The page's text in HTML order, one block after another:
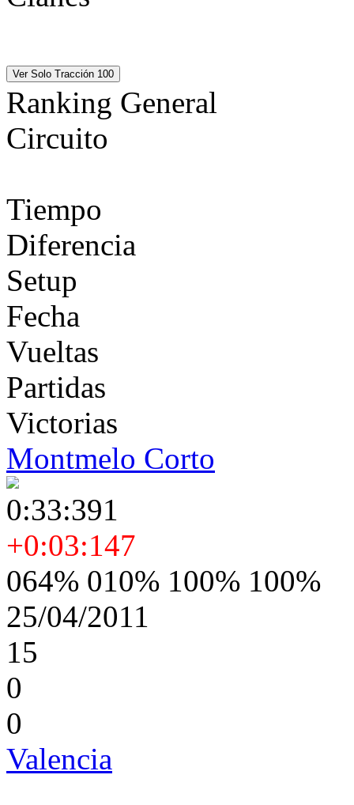
Ranking General
Circuito
Tiempo
Diferencia
Setup
Fecha
Vueltas
Partidas
Victorias
Montmelo Corto
0:33:391
+0:03:147
064% 010% 100% 100%
25/04/2011
15
0
0
Valencia